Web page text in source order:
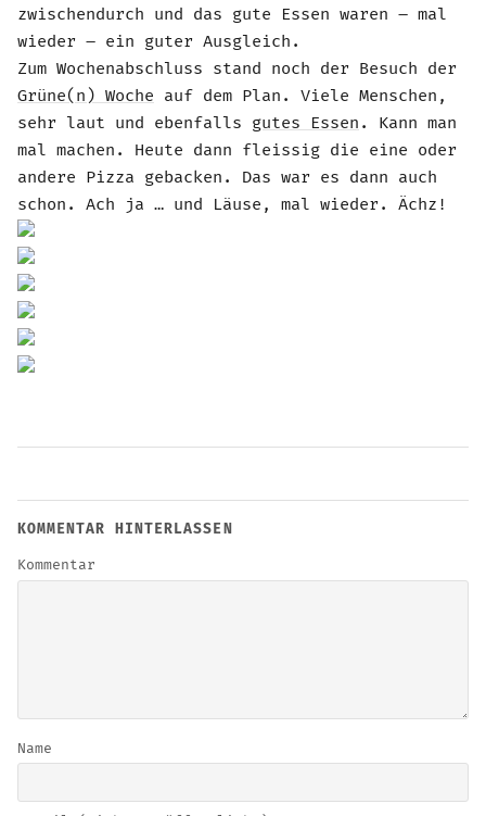
zwischendurch und das gute Essen waren – mal
wieder – ein guter Ausgleich.
Zum Wochenabschluss stand noch der Besuch der
Grüne(n) Woche auf dem Plan. Viele Menschen,
sehr laut und ebenfalls gutes Essen . Kann man
mal machen. Heute dann fleissig die eine oder
andere Pizza gebacken. Das war es dann auch
schon. Ach ja … und Läuse, mal wieder. Ächz!
KOMMENTAR HINTERLASSEN
Kommentar
Name